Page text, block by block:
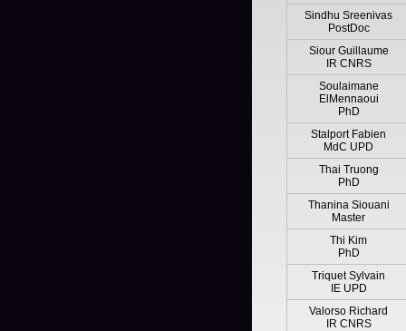
Sindhu Sreenivas
PostDoc
Siour Guillaume
IR CNRS
Soulaimane
ElMennaoui
PhD
Stalport Fabien
MdC UPD
Thai Truong
PhD
Thanina Siouani
Master
Thi Kim
PhD
Triquet Sylvain
IE UPD
Valorso Richard
IR CNRS